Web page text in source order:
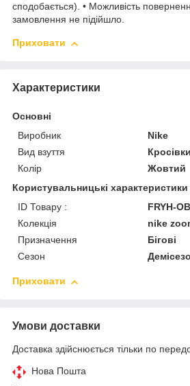
сподобається). • Можливість
замовлення не підійшло.
Приховати
Характеристики
Основні
Виробник
Nike
Вид взуття
Кросівки
Колір
Жовтий
Користувальницькі характеристики
ID Товару :
FRYH-
Колекція
nike
Призначення
Бігові
Сезон
Приховати
Умови доставки
Доставка здійснюється тільки по
Нова Пошта